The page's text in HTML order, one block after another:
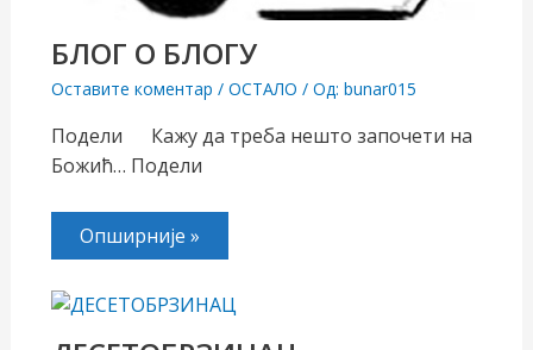
БЛОГ О БЛОГУ
Оставите коментар / ОСТАЛО / Од: bunar015
Подели Кажу да треба нешто започети на
Божић… Подели
Опширније »